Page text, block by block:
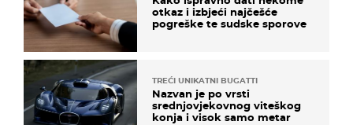
otkaz i izbjeći najčešće
pogreške te sudske sporove
TREĆI UNIKATNI BUGATTI
Nazvan je po vrsti
srednjovjekovnog viteškog
konja i visok samo metar